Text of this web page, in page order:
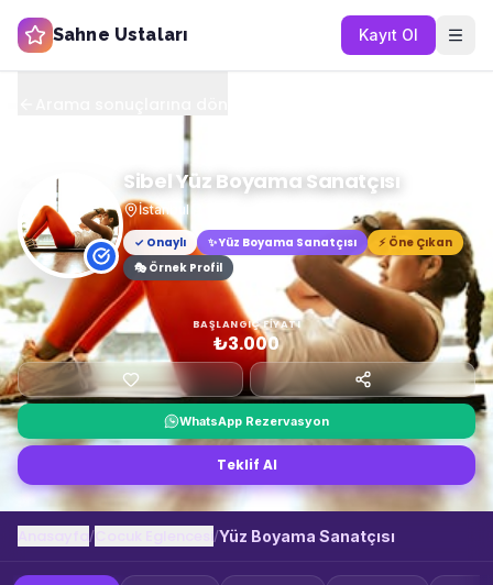
Sahne Ustaları Kayıt Ol
Sibel Yüz Boyama Sanatçısı
İstanbul
✓ Onaylı
✨Yüz Boyama Sanatçısı
⚡ Öne Çıkan
🎭 Örnek Profil
BAŞLANGIÇ FIYATI
₺3.000
WhatsApp Rezervasyon
Teklif Al
/ /Yüz Boyama Sanatçısı